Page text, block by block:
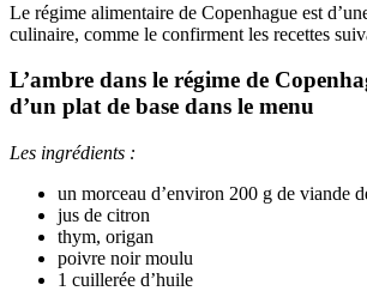
Le régime alimentaire de Copenhague est
culinaire, comme le confirment les recettes
L’ambre dans le régime de
d’un plat de base dans le menu
Les ingrédients :
un morceau d’environ 200 g de viande
jus de citron
thym, origan
poivre noir moulu
1 cuillerée d’huile